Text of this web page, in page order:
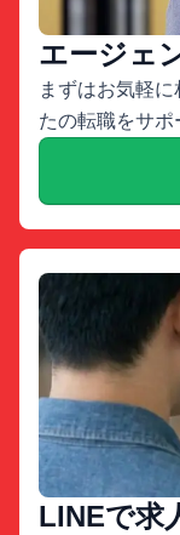
エージェ
まずはお気軽
たの転職をサポ
LINEで求